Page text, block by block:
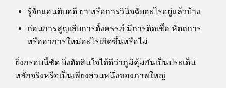
รู้จักแอนติบอดี ยา หรือการวินิจฉัยอะไรอยู่แล้วบ้าง
ก่อนการสูญเสียการตั้งครรภ์ มีการติดเชื้อ หัตถการ
หรืออาการใหม่อะไรเกิดขึ้นหรือไม่
ยิ่งกรอบนี้ชัด ยิ่งตัดสินใจได้ดีว่าภูมิคุ้มกันเป็นประเด็น
หลักจริงหรือเป็นเพียงส่วนหนึ่งของภาพใหญ่